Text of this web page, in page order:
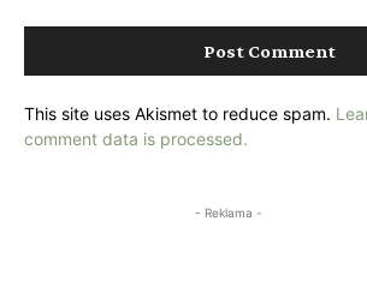
This site uses Akismet to reduce spam.
comment data is processed.
- Reklama -